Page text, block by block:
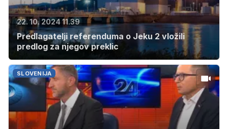
22. 10. 2024 11.39
Predlagatelji referenduma o Jeku 2 vložili
predlog za njegov preklic
SLOVENIJA